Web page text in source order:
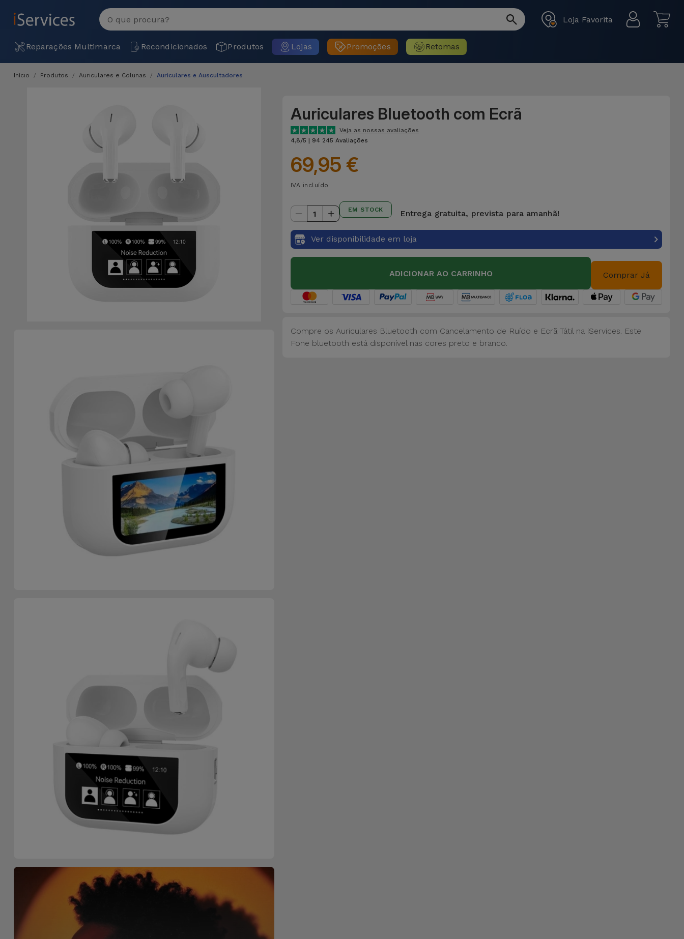
Loja Favorita
Reparações Multimarca Recondicionados Produtos Lojas Promoções Retomas
MENU
Ver
Início Produtos Auriculares e Colunas Auriculares e Auscultadores
Auriculares Bluetooth com Ecrã
Veja as nossas avaliações
4,8/5 | 94 245 Avaliações
69,95 €
IVA incluído
1 EM STOCK Entrega gratuita, prevista para amanhã!
Ver disponibilidade em loja
ADICIONAR AO CARRINHO Comprar Já
Compre os Auriculares Bluetooth com Cancelamento de Ruído e Ecrã Tátil na iServices. Este
Fone bluetooth está disponível nas cores preto e branco.